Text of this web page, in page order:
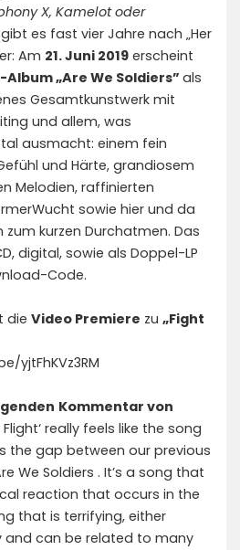
X, Kamelot oder
gibt es fast vier Jahre nach „Her
Am 21. Juni 2019 erscheint
„Are We Soldiers” als
Gesamtkunstwerk mit
und allem, was
ausmacht: einem fein
und Härte, grandiosem
Melodien, raffinierten
sowie hier und da
kurzen Durchatmen. Das
digital, sowie als Doppel-LP
Code.
die Video Premiere zu „Fight
yjtFhKVz3RM
Kommentar von
Flight‘ really feels like the song
the gap between our previous
We Soldiers . It’s a song that
reaction that occurs in the
that is terrifying, either
and can be related to many